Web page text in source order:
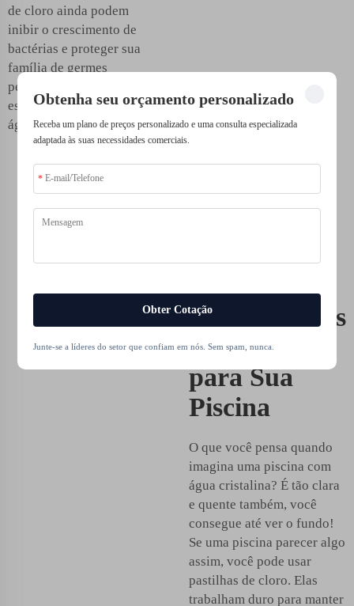
de cloro ainda podem
inibir o crescimento de
bactérias e proteger sua
família de germes
perigosos que podem
estar escondidos na
água da piscina.
Proteja Sua
Germes
Nocivos com
Comprimidos
de Cloro
para Sua
Piscina
O que você pensa quando
imagina uma piscina com
água cristalina? É tão clara
e quente também, você
consegue até ver o fundo!
Se uma piscina parecer algo
assim, você pode usar
pastilhas de cloro. Elas
trabalham duro para manter
Obtenha seu orçamento personalizado
Receba um plano de preços personalizado e uma consulta especializada
adaptada às suas necessidades comerciais.
Obter Cotação
Junte-se a líderes do setor que confiam em nós. Sem spam, nunca.